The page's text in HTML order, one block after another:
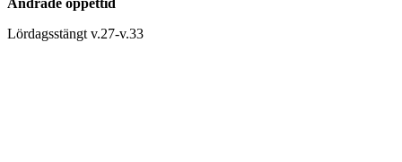
Ändrade öppettid
Lördagsstängt v.27-v.33